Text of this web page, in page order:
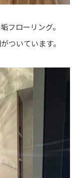
フローリング。
ついています。